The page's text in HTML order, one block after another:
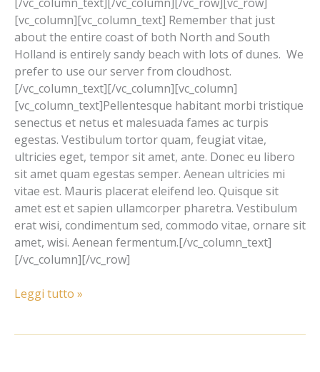
[vc_column][vc_column_text] Remember that just
about the entire coast of both North and South
Holland is entirely sandy beach with lots of dunes. We
prefer to use our server from cloudhost.
[/vc_column_text][/vc_column][vc_column]
[vc_column_text]Pellentesque habitant morbi tristique
senectus et netus et malesuada fames ac turpis
egestas. Vestibulum tortor quam, feugiat vitae,
ultricies eget, tempor sit amet, ante. Donec eu libero
sit amet quam egestas semper. Aenean ultricies mi
vitae est. Mauris placerat eleifend leo. Quisque sit
amet est et sapien ullamcorper pharetra. Vestibulum
erat wisi, condimentum sed, commodo vitae, ornare sit
amet, wisi. Aenean fermentum.[/vc_column_text]
[/vc_column][/vc_row]
Leggi tutto »